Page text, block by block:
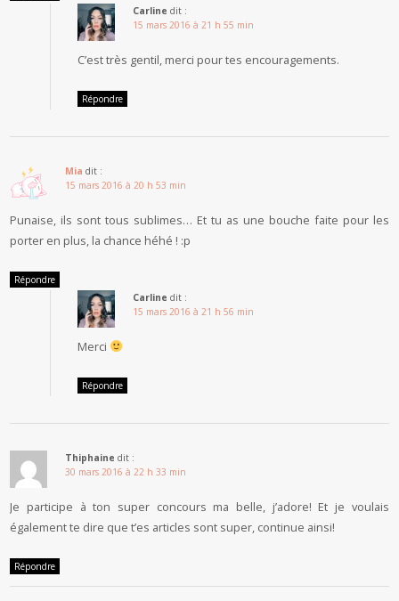
Carline dit :
15 mars 2016 à 21 h 55 min
C’est très gentil, merci pour tes encouragements.
Répondre
Mia dit :
15 mars 2016 à 20 h 53 min
Punaise, ils sont tous sublimes… Et tu as une bouche faite pour les
porter en plus, la chance héhé ! :p
Répondre
Carline dit :
15 mars 2016 à 21 h 56 min
Merci
Répondre
Thiphaine dit :
30 mars 2016 à 22 h 33 min
Je participe à ton super concours ma belle, j’adore! Et je voulais
également te dire que t’es articles sont super, continue ainsi!
Répondre